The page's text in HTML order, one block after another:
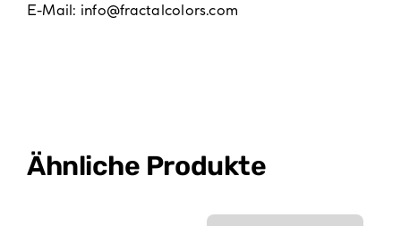
E-Mail: info@fractalcolors.com
Ähnliche Produkte